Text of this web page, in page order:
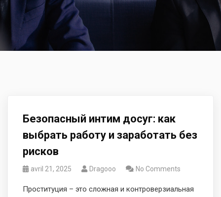
Безопасный интим досуг: как
выбрать работу и заработать без
рисков
avril 21, 2025 Dragooo No Comments
Проституция – это сложная и контроверзиальная